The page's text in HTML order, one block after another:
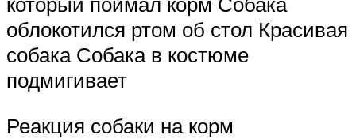
облокотился ртом об стол Красивая
собака Собака в костюме
подмигивает
Реакция собаки на корм